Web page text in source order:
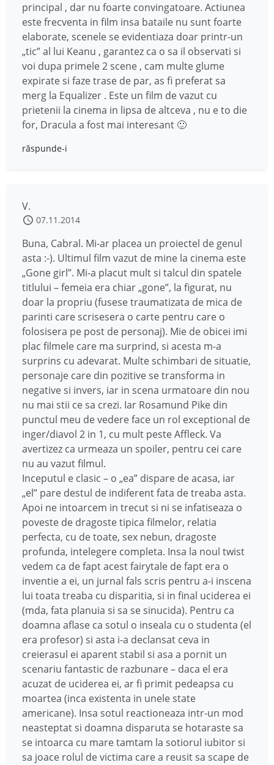
principal , dar nu foarte convingatoare. Actiunea
este frecventa in film insa bataile nu sunt foarte
elaborate, scenele se evidentiaza doar printr-un
„tic” al lui Keanu , garantez ca o sa il observati si
voi dupa primele 2 scene , cam multe glume
expirate si faze trase de par, as fi preferat sa
merg la Equalizer . Este un film de vazut cu
prietenii la cinema in lipsa de altceva , nu e to die
for, Dracula a fost mai interesant 🙂
răspunde-i
V.
07.11.2014
Buna, Cabral. Mi-ar placea un proiectel de genul
asta :-). Ultimul film vazut de mine la cinema este
„Gone girl”. Mi-a placut mult si talcul din spatele
titlului – femeia era chiar „gone”, la figurat, nu
doar la propriu (fusese traumatizata de mica de
parinti care scrisesera o carte pentru care o
folosisera pe post de personaj). Mie de obicei imi
plac filmele care ma surprind, si acesta m-a
surprins cu adevarat. Multe schimbari de situatie,
personaje care din pozitive se transforma in
negative si invers, iar in scena urmatoare din nou
nu mai stii ce sa crezi. Iar Rosamund Pike din
punctul meu de vedere face un rol exceptional de
inger/diavol 2 in 1, cu mult peste Affleck. Va
avertizez ca urmeaza un spoiler, pentru cei care
nu au vazut filmul.
Inceputul e clasic – o „ea” dispare de acasa, iar
„el” pare destul de indiferent fata de treaba asta.
Apoi ne intoarcem in trecut si ni se infatiseaza o
poveste de dragoste tipica filmelor, relatia
perfecta, cu de toate, sex nebun, dragoste
profunda, intelegere completa. Insa la noul twist
vedem ca de fapt acest fairytale de fapt era o
inventie a ei, un jurnal fals scris pentru a-i inscena
lui toata treaba cu disparitia, si in final uciderea ei
(mda, fata planuia si sa se sinucida). Pentru ca
doamna aflase ca sotul o inseala cu o studenta (el
era profesor) si asta i-a declansat ceva in
creierasul ei aparent stabil si asa a pornit un
scenariu fantastic de razbunare – daca el era
acuzat de uciderea ei, ar fi primit pedeapsa cu
moartea (inca existenta in unele state
americane). Insa sotul reactioneaza intr-un mod
neasteptat si doamna disparuta se hotaraste sa
se intoarca cu mare tamtam la sotiorul iubitor si
sa joace rolul de victima care a reusit sa scape de